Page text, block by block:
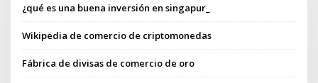
¿qué es una buena inversión en singapur_
Wikipedia de comercio de criptomonedas
Fábrica de divisas de comercio de oro